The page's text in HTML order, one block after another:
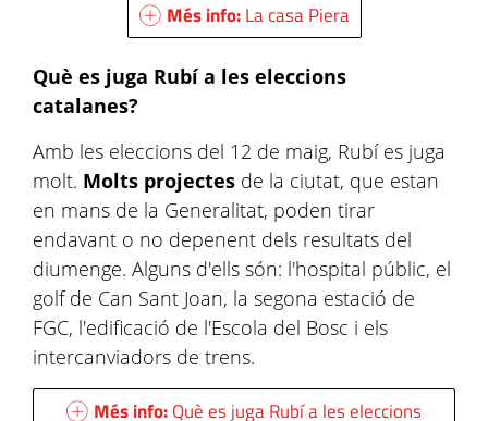
Més info:La casa Piera
Què es juga Rubí a les eleccions
catalanes?
Amb les eleccions del 12 de maig, Rubí es juga
molt. Molts projectes de la ciutat, que estan
en mans de la Generalitat, poden tirar
endavant o no depenent dels resultats del
diumenge. Alguns d'ells són: l'hospital públic, el
golf de Can Sant Joan, la segona estació de
FGC, l'edificació de l'Escola del Bosc i els
intercanviadors de trens.
Més info:Què es juga Rubí a les eleccions